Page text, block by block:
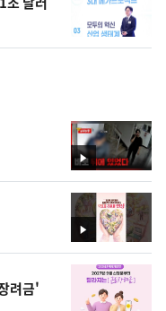
영
상
영
상
려금'